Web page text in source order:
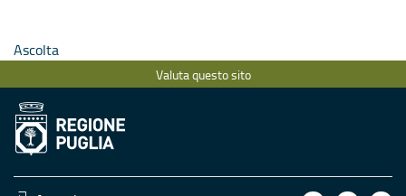
Ascolta
Valuta questo sito